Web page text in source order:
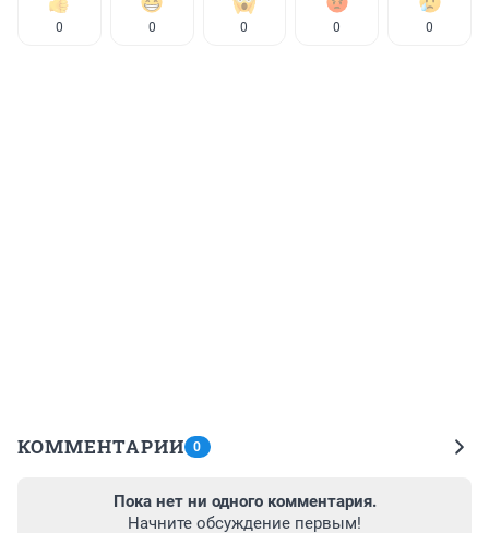
0 0 0 0 0
КОММЕНТАРИИ 0
Пока нет ни одного комментария.
Начните обсуждение первым!